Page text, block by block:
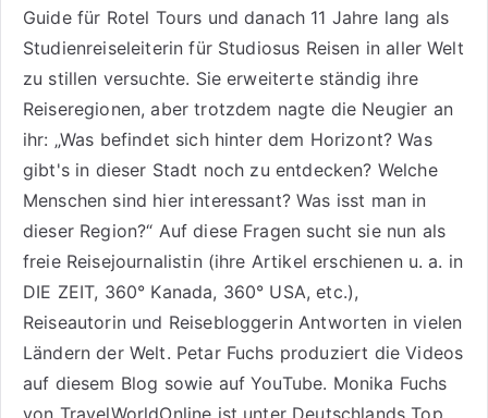
Guide für Rotel Tours und danach 11 Jahre lang als
Studienreiseleiterin für Studiosus Reisen in aller Welt
zu stillen versuchte. Sie erweiterte ständig ihre
Reiseregionen, aber trotzdem nagte die Neugier an
ihr: „Was befindet sich hinter dem Horizont? Was
gibt's in dieser Stadt noch zu entdecken? Welche
Menschen sind hier interessant? Was isst man in
dieser Region?“ Auf diese Fragen sucht sie nun als
freie Reisejournalistin (ihre Artikel erschienen u. a. in
DIE ZEIT, 360° Kanada, 360° USA, etc.),
Reiseautorinund Reisebloggerin Antworten in vielen
Ländern der Welt. Petar Fuchs produziert die Videos
auf diesem Blog sowie aufYouTube. Monika Fuchs